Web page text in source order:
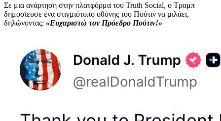
Σε μια ανάρτηση στην πλατφόρμα του Truth Social, ο Τραμπ
δημοσίευσε ένα στιγμιότυπο οθόνης του Πούτιν να μιλάει,
δηλώνοντας: «Ευχαριστώ τον Πρόεδρο Πούτιν!»